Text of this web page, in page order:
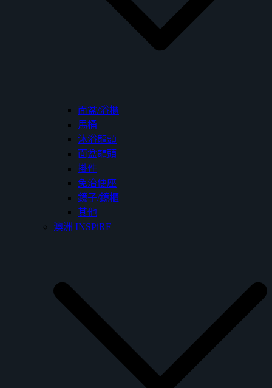
面盆/浴櫃
馬桶
沐浴龍頭
面盆龍頭
掛件
免治便座
鏡子/鏡櫃
其他
澳洲 INSPiRE